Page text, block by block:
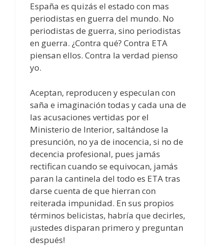
España es quizás el estado con mas
periodistas en guerra del mundo. No
periodistas de guerra, sino periodistas
en guerra. ¿Contra qué? Contra ETA
piensan ellos. Contra la verdad pienso
yo.
Aceptan, reproducen y especulan con
saña e imaginación todas y cada una de
las acusaciones vertidas por el
Ministerio de Interior, saltándose la
presunción, no ya de inocencia, si no de
decencia profesional, pues jamás
rectifican cuando se equivocan, jamás
paran la cantinela del todo es ETA tras
darse cuenta de que hierran con
reiterada impunidad. En sus propios
términos belicistas, habría que decirles,
¡ustedes disparan primero y preguntan
después!